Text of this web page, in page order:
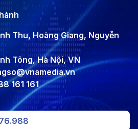
Thu, Hoàng Giang, Nguyễn
Tông, Hà Nội, VN
161 161